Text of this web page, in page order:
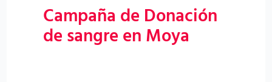
Campaña de Donación
de sangre en Moya